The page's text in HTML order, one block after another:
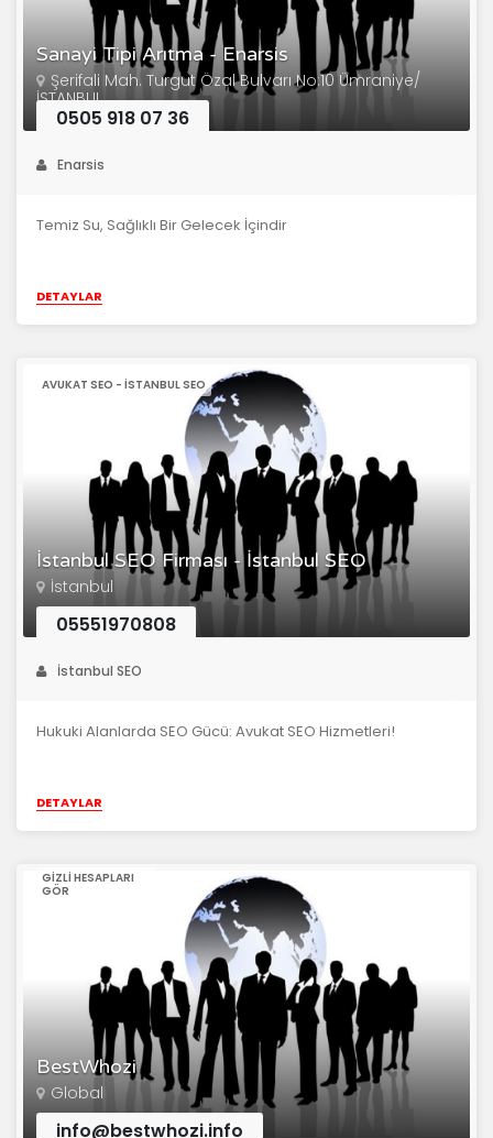
Sanayi Tipi Arıtma - Enarsis
Şerifali Mah. Turgut Özal Bulvarı No:10 Ümraniye/
İSTANBUL
0505 918 07 36
Enarsis
Temiz Su, Sağlıklı Bir Gelecek İçindir
DETAYLAR
İstanbul SEO Firması - İstanbul SEO
AVUKAT SEO - İSTANBUL SEO
İstanbul
05551970808
İstanbul SEO
Hukuki Alanlarda SEO Gücü: Avukat SEO Hizmetleri!
DETAYLAR
BestWhozi
GIZLI HESAPLARI
GÖR
Global
info@bestwhozi.info